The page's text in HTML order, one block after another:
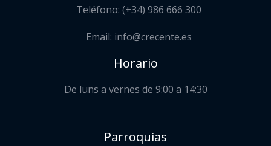
Teléfono: (+34) 986 666 300
Email: info@crecente.es
Horario
De luns a vernes de 9:00 a 14:30
Parroquias